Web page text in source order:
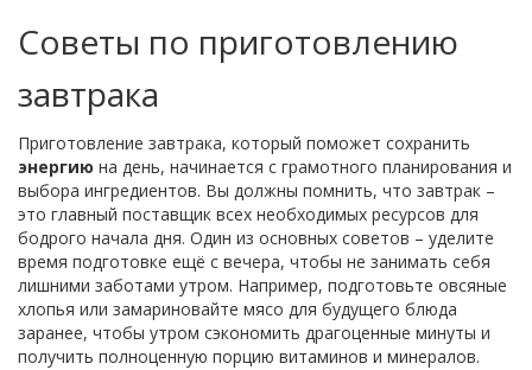
Советы по приготовлению
завтрака
Приготовление завтрака, который поможет сохранить
энергию на день, начинается с грамотного планирования и
выбора ингредиентов. Вы должны помнить, что завтрак –
это главный поставщик всех необходимых ресурсов для
бодрого начала дня. Один из основных советов – уделите
время подготовке ещё с вечера, чтобы не занимать себя
лишними заботами утром. Например, подготовьте овсяные
хлопья или замариновайте мясо для будущего блюда
заранее, чтобы утром сэкономить драгоценные минуты и
получить полноценную порцию витаминов и минералов.